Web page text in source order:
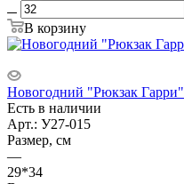
В корзину
Новогодний "Рюкзак Гарри"
Есть в наличии
Арт.: У27-015
Размер, см
—
29*34